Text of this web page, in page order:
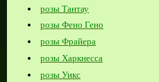
розы Тантау
розы Фено Гено
розы Фрайера
розы Харкнесса
розы Уикс